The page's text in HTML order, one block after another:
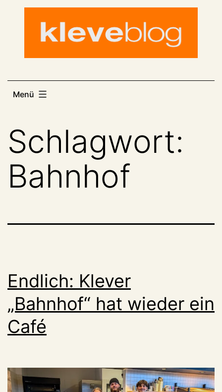
Menü
Schlagwort:
Bahnhof
Endlich: Klever
„Bahnhof“ hat wieder ein
Café